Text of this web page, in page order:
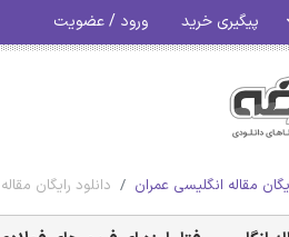
پیگیری خرید ورود / عضویت
مقاله انگلیسی عمران دانلود رایگان